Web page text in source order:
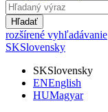
Hľadať
rozšírené vyhľadávanie
SKSlovensky
SKSlovensky
ENEnglish
HUMagyar